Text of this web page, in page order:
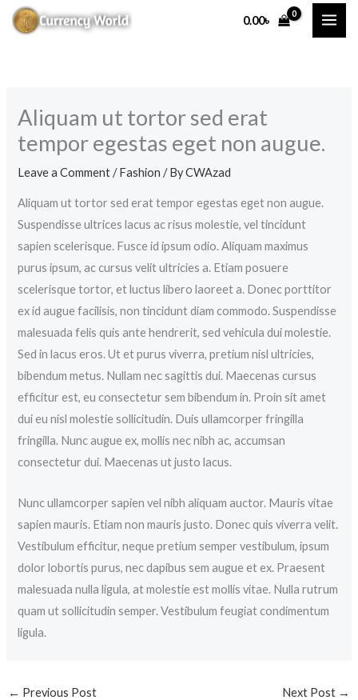
Skip
0.00৳
Aliquam ut tortor sed erat
tempor egestas eget non augue.
Leave a Comment /Fashion / ByCWAzad
Aliquam ut tortor sed erat tempor egestas eget non augue.
Suspendisse ultrices lacus ac risus molestie, vel tincidunt
sapien scelerisque. Fusce id ipsum odio. Aliquam maximus
purus ipsum, ac cursus velit ultricies a. Etiam posuere
scelerisque tortor, et luctus libero laoreet a. Donec porttitor
ex id augue facilisis, non tincidunt diam commodo. Suspendisse
malesuada felis quis ante hendrerit, sed vehicula dui molestie.
Sed in lacus eros. Ut et purus viverra, pretium nisl ultricies,
bibendum metus. Nullam nec sagittis dui. Maecenas cursus
efficitur est, eu consectetur sem bibendum in. Proin sit amet
dui eu nisl molestie sollicitudin. Duis ullamcorper fringilla
fringilla. Nunc augue ex, mollis nec nibh ac, accumsan
consectetur dui. Maecenas ut justo lacus.
Nunc ullamcorper sapien vel nibh aliquam auctor. Mauris vitae
sapien mauris. Etiam non mauris justo. Donec quis viverra velit.
Vestibulum efficitur, neque pretium semper vestibulum, ipsum
dolor lobortis purus, nec dapibus sem augue et ex. Praesent
malesuada nulla ligula, at molestie est mollis vitae. Nulla rutrum
quam ut sollicitudin semper. Vestibulum feugiat condimentum
ligula.
← Previous Post Next Post →